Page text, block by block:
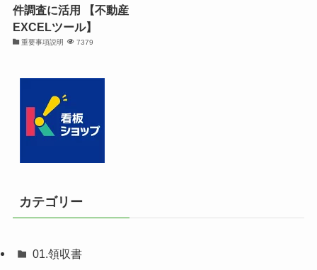
件調査に活用 【不動産
EXCELツール】
重要事項説明 7379
カテゴリー
01.領収書